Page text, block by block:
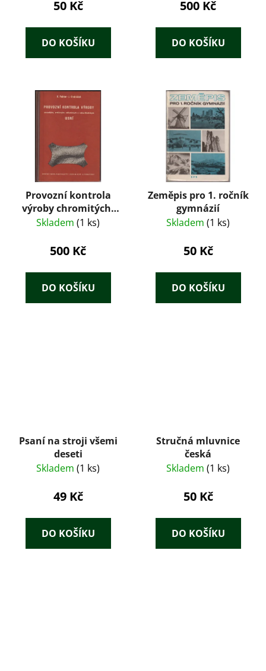
50 Kč
DO KOŠÍKU
500 Kč
DO KOŠÍKU
Provozní kontrola
výroby chromitých,
svrškových,
rukavičkářských usní
mistrům a dělníkům
... v koželužském
Skladem (1 ks)
500 Kč
DO KOŠÍKU
Zeměpis pro 1. ročník
gymnázií
Skladem (1 ks)
50 Kč
DO KOŠÍKU
Psaní na stroji všemi
deseti
Skladem (1 ks)
49 Kč
DO KOŠÍKU
Stručná mluvnice
česká
Skladem (1 ks)
50 Kč
DO KOŠÍKU